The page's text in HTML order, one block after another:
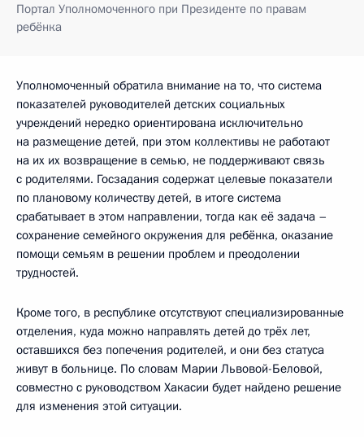
Портал Уполномоченного при Президенте по правам
ребёнка
Уполномоченный обратила внимание на то, что система
показателей руководителей детских социальных
учреждений нередко ориентирована исключительно
на размещение детей, при этом коллективы не работают
на их их возвращение в семью, не поддерживают связь
с родителями. Госзадания содержат целевые показатели
по плановому количеству детей, в итоге система
срабатывает в этом направлении, тогда как её задача –
сохранение семейного окружения для ребёнка, оказание
помощи семьям в решении проблем и преодолении
трудностей.
Кроме того, в республике отсутствуют специализированные
отделения, куда можно направлять детей до трёх лет,
оставшихся без попечения родителей, и они без статуса
живут в больнице. По словам Марии Львовой-Беловой,
совместно с руководством Хакасии будет найдено решение
для изменения этой ситуации.